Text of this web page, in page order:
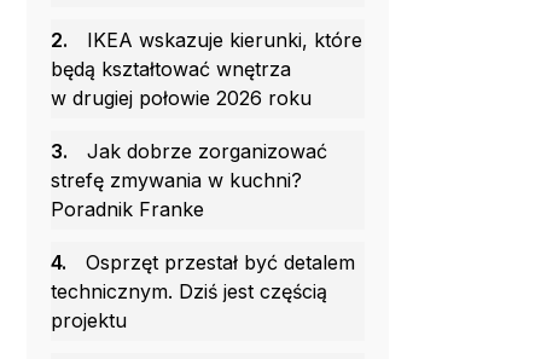
2.
IKEA wskazuje kierunki, które
będą kształtować wnętrza
w drugiej połowie 2026 roku
3.
Jak dobrze zorganizować
strefę zmywania w kuchni?
Poradnik Franke
4.
Osprzęt przestał być detalem
technicznym. Dziś jest częścią
projektu